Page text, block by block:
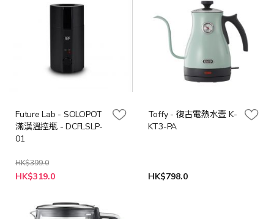
Future Lab - SOLOPOT
滿漢溫控瓶 - DCFLSLP-
01
HK$399.0
特
殊
HK$319.0
Toffy - 復古電熱水壼 K-
KT3-PA
HK$798.0